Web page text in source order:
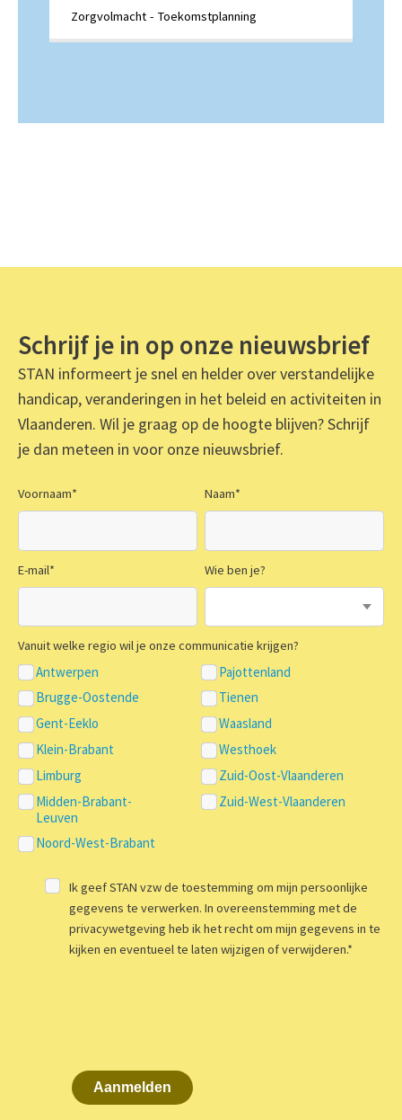
Zorgvolmacht
Toekomstplanning
Schrijf je in op onze nieuwsbrief
STAN informeert je snel en helder over verstandelijke
handicap, veranderingen in het beleid en activiteiten in
Vlaanderen. Wil je graag op de hoogte blijven? Schrijf
je dan meteen in voor onze nieuwsbrief.
Voornaam* Naam*
E-mail* Wie ben je?
Vanuit welke regio wil je onze communicatie krijgen?
Antwerpen
Pajottenland
Brugge-Oostende
Tienen
Gent-Eeklo
Waasland
Klein-Brabant
Westhoek
Limburg
Zuid-Oost-Vlaanderen
Midden-Brabant-
Leuven
Zuid-West-Vlaanderen
Noord-West-Brabant
Ik geef STAN vzw de toestemming om mijn persoonlijke
gegevens te verwerken. In overeenstemming met de
privacywetgeving heb ik het recht om mijn gegevens in te
kijken en eventueel te laten wijzigen of verwijderen.*
Aanmelden